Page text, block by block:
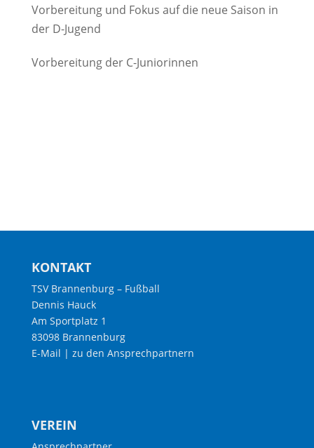
Vorbereitung und Fokus auf die neue Saison in
der D-Jugend
Vorbereitung der C-Juniorinnen
KONTAKT
TSV Brannenburg – Fußball
Dennis Hauck
Am Sportplatz 1
83098 Brannenburg
E-Mail | zu den Ansprechpartnern
VEREIN